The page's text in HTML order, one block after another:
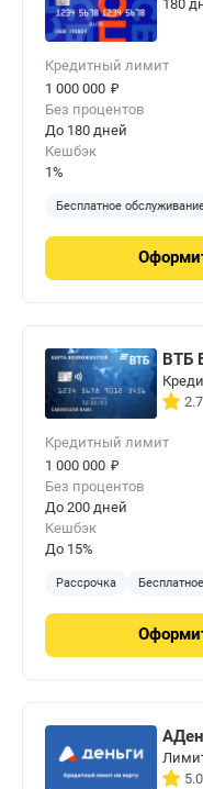
180
Кредитный лимит
1 000 000 ₽
Без процентов
До 180 дней
Кешбэк
1%
Бесплатное
ВТБ
2.7
Кредитный лимит
1 000 000 ₽
Без процентов
До 200 дней
Кешбэк
До 15%
Рассрочка
5.0